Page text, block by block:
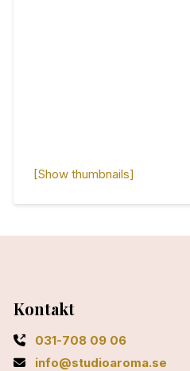
[Show thumbnails]
Kontakt
031-708 09 06
info@studioaroma.se